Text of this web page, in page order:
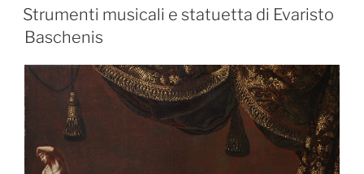
IL
Strumenti musicali e statuetta di Evaristo
Baschenis